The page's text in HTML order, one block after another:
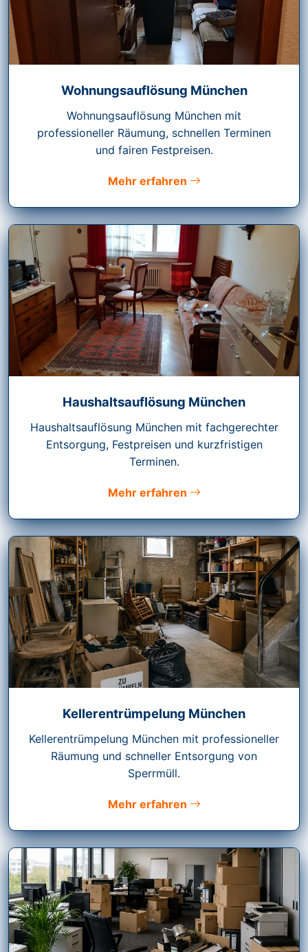
Wohnungsauflösung München
Wohnungsauflösung München mit
professioneller Räumung, schnellen Terminen
und fairen Festpreisen.
Mehr erfahren
Haushaltsauflösung München
Haushaltsauflösung München mit fachgerechter
Entsorgung, Festpreisen und kurzfristigen
Terminen.
Mehr erfahren
Kellerentrümpelung München
Kellerentrümpelung München mit professioneller
Räumung und schneller Entsorgung von
Sperrmüll.
Mehr erfahren